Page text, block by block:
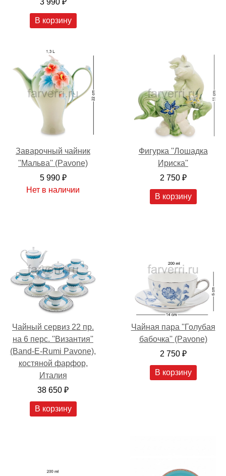
3 990 ₽
В корзину
Заварочный чайник
''Мальва'' (Pavone)
5 990 ₽
Нет в наличии
Фигурка ''Лошадка
Ириска''
2 750 ₽
В корзину
Чайный сервиз 22 пр.
на 6 перс. ''Византия''
(Band-E-Rumi Pavone),
костяной фарфор,
Италия
38 650 ₽
В корзину
Чайная пара ''Голубая
бабочка'' (Pavone)
2 750 ₽
В корзину